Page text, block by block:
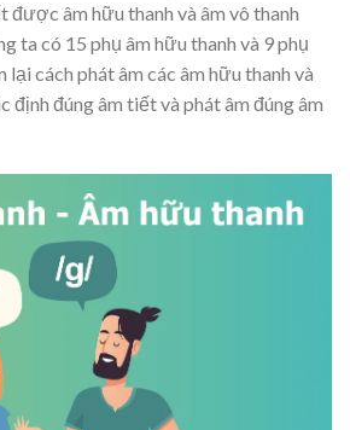
được âm hữu thanh và âm vô thanh
ta có 15 phụ âm hữu thanh và 9 phụ
lại cách phát âm các âm hữu thanh và
định đúng âm tiết và phát âm đúng âm